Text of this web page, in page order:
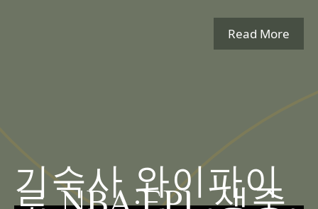
Read More
기숙사 와이파이